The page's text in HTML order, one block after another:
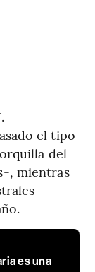
el tipo
del
, mientras
es una